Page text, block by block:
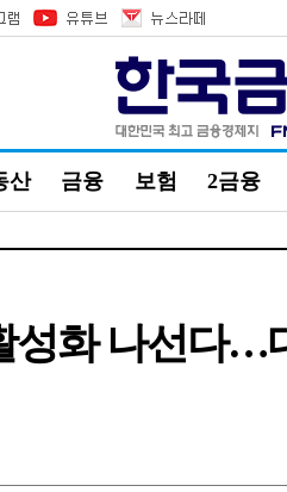
산 금융 보험 2금융
성화 나선다…